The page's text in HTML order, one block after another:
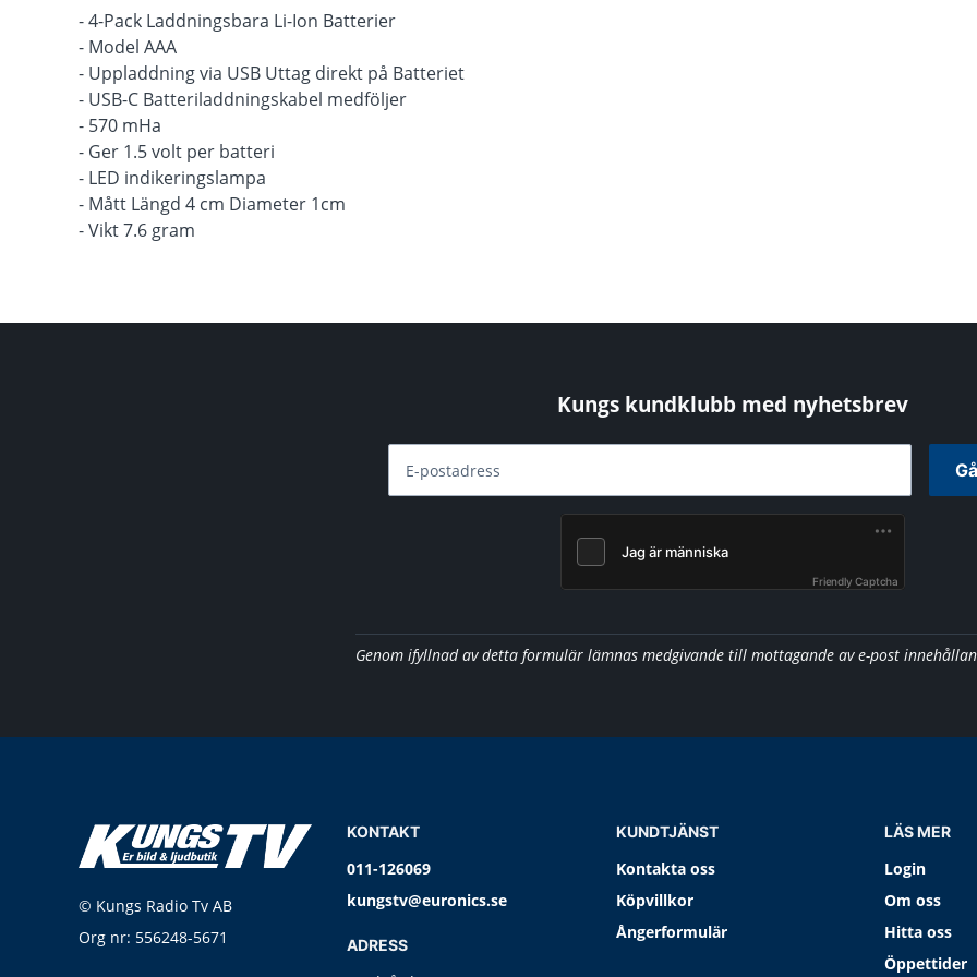
- 4-Pack Laddningsbara Li-Ion Batterier
- Model AAA
- Uppladdning via USB Uttag direkt på Batteriet
- USB-C Batteriladdningskabel medföljer
- 570 mHa
- Ger 1.5 volt per batteri
- LED indikeringslampa
- Mått Längd 4 cm Diameter 1cm
- Vikt 7.6 gram
Kungs kundklubb med nyhetsbrev
E-postadress
Friendly Captcha
Genom ifyllnad av detta formulär lämnas medgivande till mottagande av e-post
© Kungs Radio Tv AB
Org nr: 556248-5671
KONTAKT
011-126069
kungstv@euronics.se
ADRESS
KUNDTJÄNST
Kontakta oss
Köpvillkor
Ångerformulär
LÄS MER
Login
Om oss
Hitta oss
Öppettider